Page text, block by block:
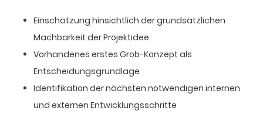
Einschätzung hinsichtlich der grundsätzlichen
Machbarkeit der Projektidee
Vorhandenes erstes Grob-Konzept als
Entscheidungsgrundlage
Identifikation der nächsten notwendigen internen
und externen Entwicklungsschritte